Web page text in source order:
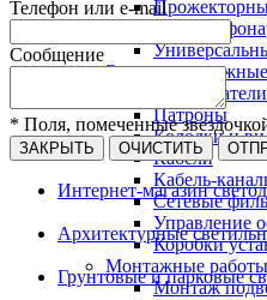
Рабочие
Патроны
Колодки и
Кабели
Кабель-
Сетевые
Управление
Коробки
Монтажные работы
Монтаж
Телефон или e-mail
Сообщение
* Поля, помеченные
ЗАКРЫТЬ ОЧИСТИТЬ
Интернет-магазин
Архитектурные
Грунтовые и парковые